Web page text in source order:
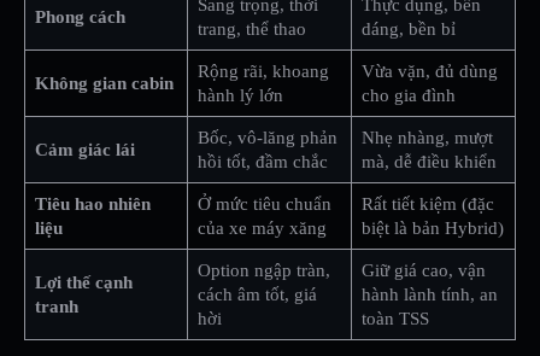
Phong cách
Sang trọng, thời
trang, thể thao
Thực dụng, bền
dáng, bền bỉ
Không gian cabin
Rộng rãi, khoang
hành lý lớn
Vừa vặn, đủ dùng
cho gia đình
Cảm giác lái
Bốc, vô-lăng phản
hồi tốt, đầm chắc
Nhẹ nhàng, mượt
mà, dễ điều khiển
Tiêu hao nhiên
liệu
Ở mức tiêu chuẩn
của xe máy xăng
Rất tiết kiệm (đặc
biệt là bản Hybrid)
Lợi thế cạnh
tranh
Option ngập tràn,
cách âm tốt, giá
hời
Giữ giá cao, vận
hành lành tính, an
toàn TSS